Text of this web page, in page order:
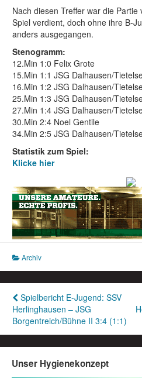
Nach diesen Treffer war die
Spiel verdient, doch ohne ihre B-
anders ausgegangen.
Stenogramm:
12.Min 1:0 Felix Grote
15.Min 1:1 JSG Dalhausen/
16.Min 1:2 JSG Dalhausen/
25.Min 1:3 JSG Dalhausen/
27.Min 1:4 JSG Dalhausen/
30.Min 2:4 Noel Gentile
34.Min 2:5 JSG Dalhausen/
Statistik zum Spiel:
Klicke hier
Archiv
Spielbericht E-Jugend: SSV
Herlinghausen – JSG
Borgentreich/Bühne II 3:4 (1:1)
Unser Hygienekonzept